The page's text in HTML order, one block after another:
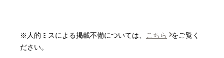
※人的ミスによる掲載不備については、 こちら
をご覧く
ださい。